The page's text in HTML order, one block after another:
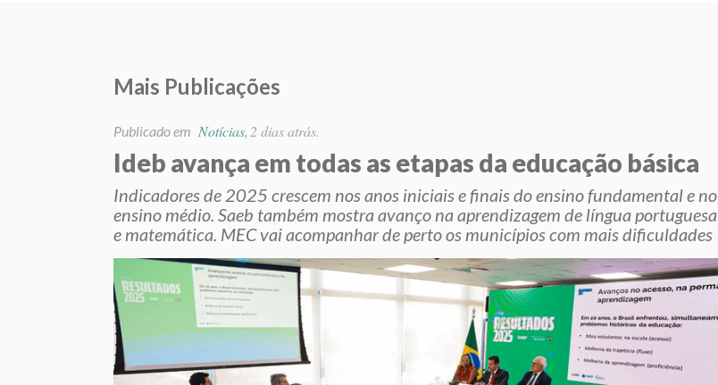
Mais Publicações
Publicado em Notícias, 2 dias atrás.
Ideb avança em todas as etapas da educação básica
Indicadores de 2025 crescem nos anos iniciais e finais do ensino fundamental e no
ensino médio. Saeb também mostra avanço na aprendizagem de língua portuguesa
e matemática. MEC vai acompanhar de perto os municípios com mais dificuldades